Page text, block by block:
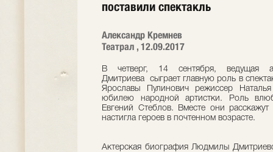
поставили спектакль
Александр Кремнев
Театрал , 12.09.2017
В четверг, 14 сентября, ведущая
Дмитриева сыграет главную роль в
Ярославы Пулинович режиссер
юбилею народной артистки. Роль
Евгений Стеблов. Вместе они
настигла героев в почтенном возрасте.
Актерская биография Людмилы